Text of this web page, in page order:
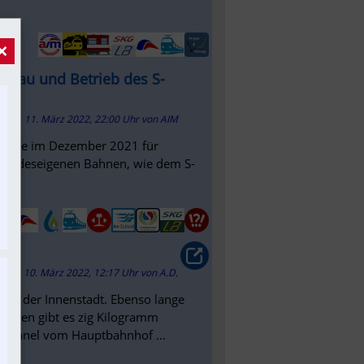
Bau und Betrieb des S-
11. März 2022, 22:00 Uhr vonAIM
im Dezember 2021 für
Bahnen, wie dem S-
10. März 2022, 12:17 Uhr vonA.D.
in der Innenstadt. Ebenso lange
gibt es zig Kilogramm
Tunnel vom Hauptbahnhof ...